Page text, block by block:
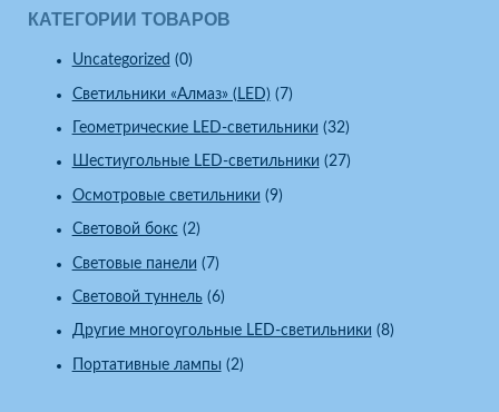
КАТЕГОРИИ ТОВАРОВ
Uncategorized (0)
Светильники «Алмаз» (LED) (7)
Геометрические LED-светильники (32)
Шестиугольные LED-светильники (27)
Осмотровые светильники (9)
Световой бокс (2)
Световые панели (7)
Световой туннель (6)
Другие многоугольные LED-светильники (8)
Портативные лампы (2)